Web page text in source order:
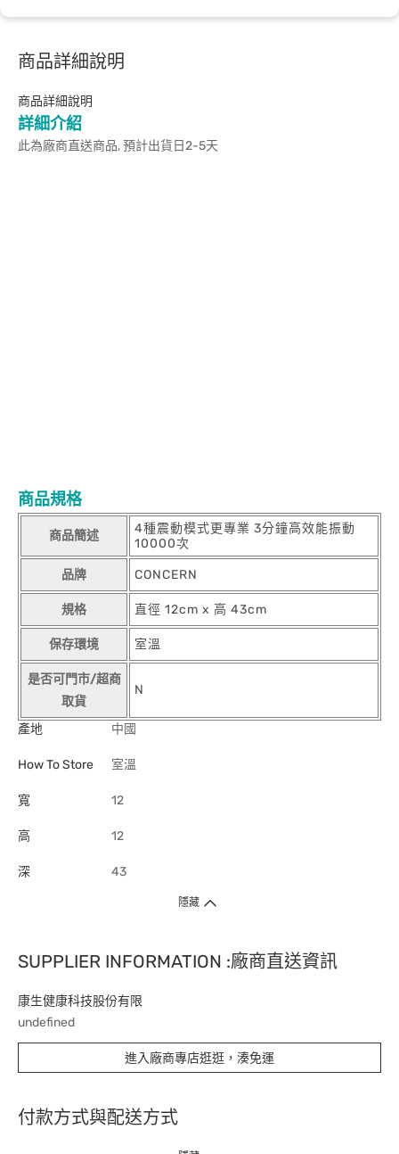
商品詳細說明
商品詳細說明
詳細介紹
此為廠商直送商品, 預計出貨日2-5天
商品規格
商品簡述
4種震動模式更專業 3分鐘高效能振動
10000次
品牌 CONCERN
規格 直徑 12cm x 高 43cm
保存環境 室溫
是否可門市/超商
取貨
N
產地 中國
How To Store 室溫
寬 12
高 12
深 43
隱藏
SUPPLIER INFORMATION :廠商直送資訊
康生健康科技股份有限
undefined
進入廠商專店逛逛，湊免運
付款方式與配送方式